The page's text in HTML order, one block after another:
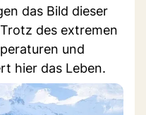
das Bild dieser
des extremen
und
hier das Leben.